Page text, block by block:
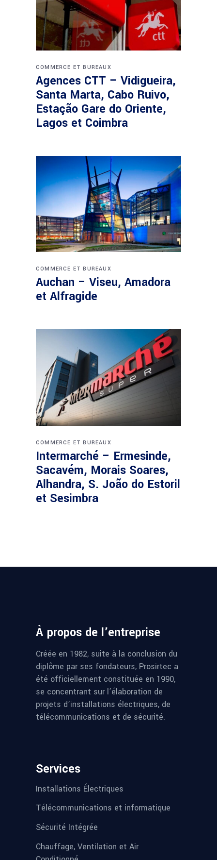
COMMERCE ET BUREAUX
Agences CTT – Vidigueira,
Santa Marta, Cabo Ruivo,
Estação Gare do Oriente,
Lagos et Coimbra
COMMERCE ET BUREAUX
Auchan – Viseu, Amadora
et Alfragide
COMMERCE ET BUREAUX
Intermarché – Ermesinde,
Sacavém, Morais Soares,
Alhandra, S. João do Estoril
et Sesimbra
À propos de l’entreprise
Créée en 1982, suite à la conclusion du
diplôme par ses fondateurs, Prosirtec a
été officiellement constituée en 1990,
se concentrant sur l’élaboration de
projets d’installations électriques, de
télécommunications et de sécurité.
Services
Installations Électriques
Télécommunications et informatique
Sécurité Intégrée
Chauffage, Ventilation et Air